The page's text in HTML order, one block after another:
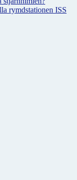
rymdstationen ISS